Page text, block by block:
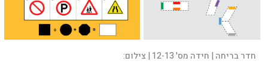
חדר בריחה | חידה מס' 12-13 | צילום: